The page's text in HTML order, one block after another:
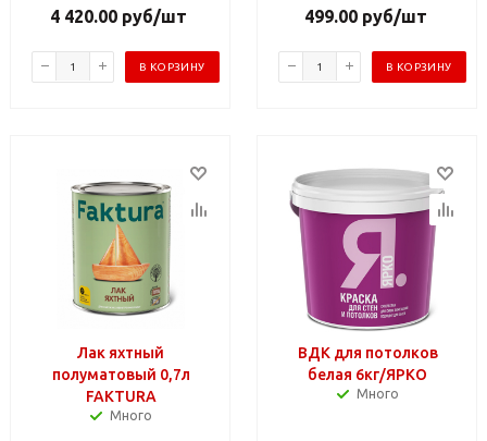
4 420.00 руб/шт
В КОРЗИНУ
499.00руб/шт
В КОРЗИНУ
Лак яхтный
полуматовый 0,7л
FAKTURA
Много
ВДК для потолков
белая 6кг/ЯРКО
Много